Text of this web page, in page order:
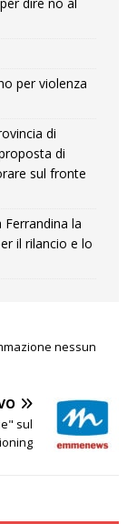
per violenza
di
di
sul fronte
la
il rilancio e lo
nessun
sul